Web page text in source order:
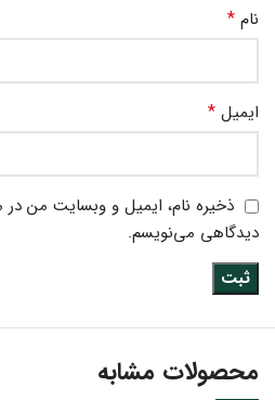
نام *
ایمیل *
ذخیره نام، ایمیل و وبسایت من در
دیدگاهی می‌نویسم.
محصولات مشابه